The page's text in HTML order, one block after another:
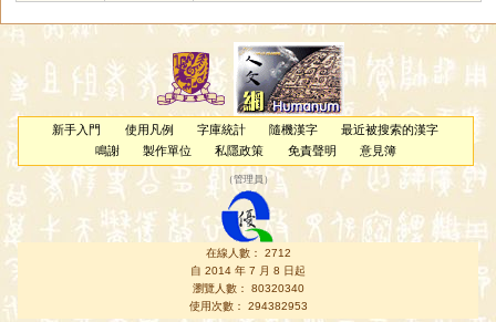
新手入門 使用凡例 字庫統計 隨機漢字
最近被搜索的漢字
鳴謝
製作單位 私隱政策 免責聲明 意見簿
（管理員 ）
在線人數： 2712
自 2014 年 7 月 8 日起
瀏覽人數： 80320340
使用次數： 294382953